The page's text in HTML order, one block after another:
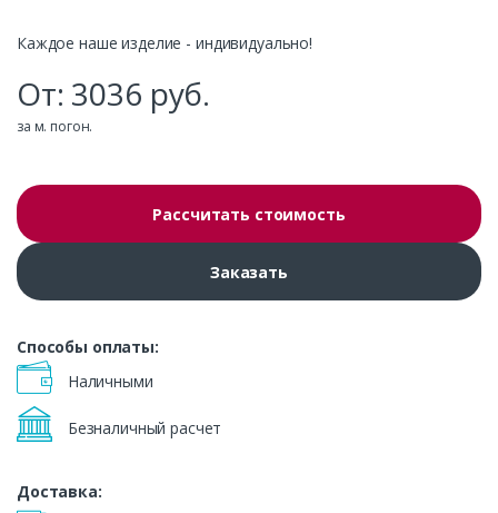
Каждое наше изделие - индивидуально!
От: 3036 руб.
за м. погон.
Рассчитать стоимость
Заказать
Способы оплаты:
Наличными
Безналичный расчет
Доставка: